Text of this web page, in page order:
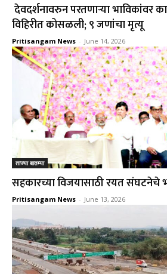
देवदर्शनावरुन परतणाऱ्या भाविकांवर
विहिरीत कोसळली; ९ जणांचा मृत्यू
Pritisangam News - June 14, 2026
ताज्या बातम्या
सहकारच्या विजयासाठी रयत
Pritisangam News - June 13, 2026